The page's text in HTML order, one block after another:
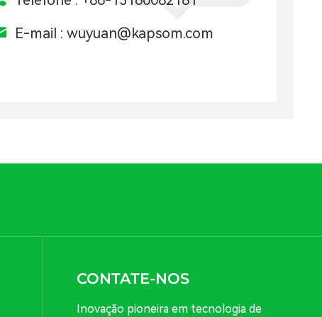
E-mail : wuyuan@kapsom.com
CONTATE-NOS
Inovação pioneira em tecnologia de